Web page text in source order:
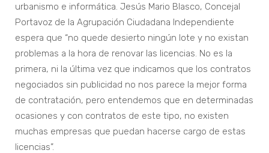
urbanismo e informática. Jesús Mario Blasco, Concejal
Portavoz de la Agrupación Ciudadana Independiente
espera que “no quede desierto ningún lote y no existan
problemas a la hora de renovar las licencias. No es la
primera, ni la última vez que indicamos que los contratos
negociados sin publicidad no nos parece la mejor forma
de contratación, pero entendemos que en determinadas
ocasiones y con contratos de este tipo, no existen
muchas empresas que puedan hacerse cargo de estas
licencias”.